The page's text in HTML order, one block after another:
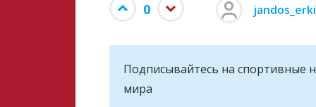
0
Подписывайтесь на cпортивные
мира